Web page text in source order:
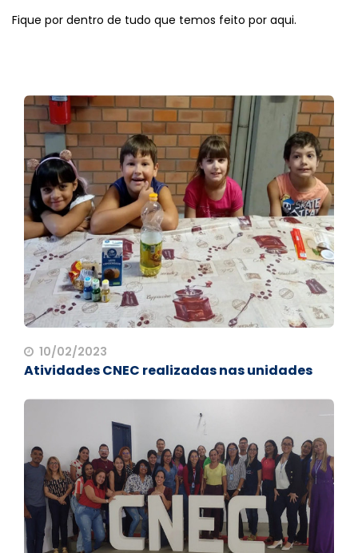
Fique por dentro de tudo que temos feito por aqui.
10/02/2023
Atividades CNEC realizadas nas unidades